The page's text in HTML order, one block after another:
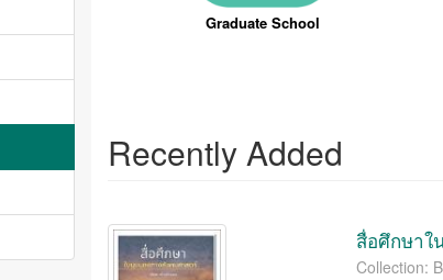
Graduate School
Recently Added
สื่อศึกษาใ
Collection: